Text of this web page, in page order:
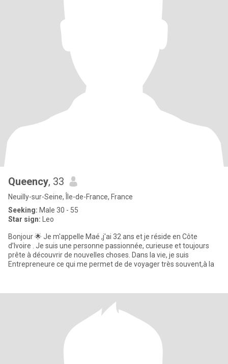
Queency, 33
Neuilly-sur-Seine, Île-de-France, France
Seeking: Male 30 - 55
Star sign: Leo
Bonjour 🌟 Je m'appelle Maé ,j'ai 32 ans et je réside en Côte
d’Ivoire . Je suis une personne passionnée, curieuse et toujours
prête à découvrir de nouvelles choses. Dans la vie, je suis
Entrepreneure ce qui me permet de de voyager très souvent,à la